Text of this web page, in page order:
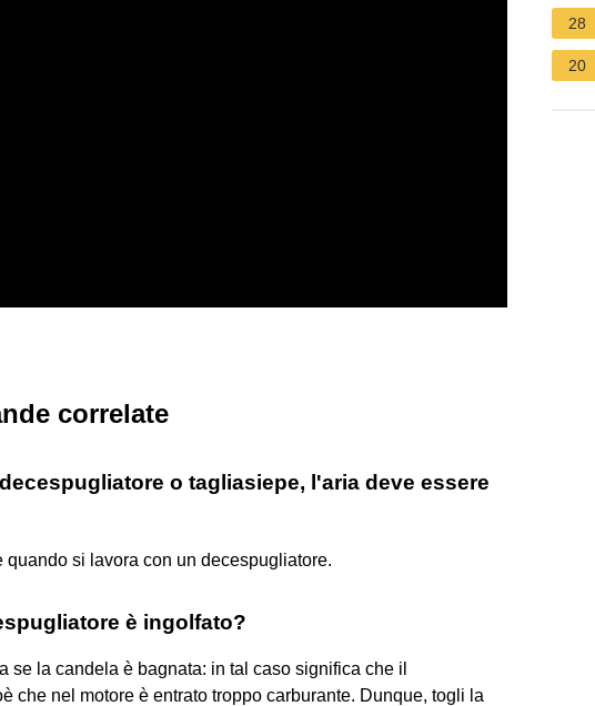
correlate
o tagliasiepe, l'aria deve essere
si lavora con un decespugliatore.
è ingolfato?
se la candela è bagnata: in tal caso significa che il
che nel motore è entrato troppo carburante. Dunque, togli la
28
20